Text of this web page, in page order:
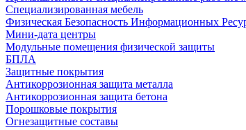
Специализированная мебель
Физическая Безопасность Информационных
Мини-дата центры
Модульные помещения физической защиты
БПЛА
Защитные покрытия
Антикоррозионная защита металла
Антикоррозионная защита бетона
Порошковые покрытия
Огнезащитные составы